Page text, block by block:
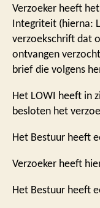
Verzoeker heeft
Integriteit (hierna:
verzoekschrift dat
ontvangen
brief die volgens
Het LOWI heeft in
besloten het
Het Bestuur heeft
Verzoeker heeft
Het Bestuur heeft